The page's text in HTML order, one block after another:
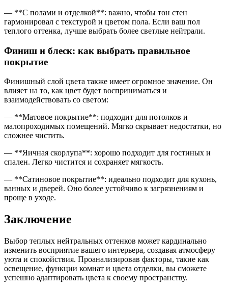
— **С полами и отделкой**: важно, чтобы тон стен
гармонировал с текстурой и цветом пола. Если ваш пол
теплого оттенка, лучше выбрать более светлые нейтрали.
Финиш и блеск: как выбрать правильное
покрытие
Финишный слой цвета также имеет огромное значение. Он
влияет на то, как цвет будет восприниматься и
взаимодействовать со светом:
— **Матовое покрытие**: подходит для потолков и
малопроходимых помещений. Мягко скрывает недостатки, но
сложнее чистить.
— **Яичная скорлупа**: хорошо подходит для гостиных и
спален. Легко чистится и сохраняет мягкость.
— **Сатиновое покрытие**: идеально подходит для кухонь,
ванных и дверей. Оно более устойчиво к загрязнениям и
проще в уходе.
Заключение
Выбор теплых нейтральных оттенков может кардинально
изменить восприятие вашего интерьера, создавая атмосферу
уюта и спокойствия. Проанализировав факторы, такие как
освещение, функции комнат и цвета отделки, вы сможете
успешно адаптировать цвета к своему пространству.